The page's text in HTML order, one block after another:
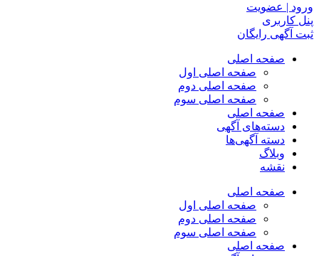
ورود | عضویت
پنل کاربری
ثبت آگهی رایگان
صفحه اصلی
صفحه اصلی اول
صفحه اصلی دوم
صفحه اصلی سوم
صفحه اصلی
دسته‌های آگهی
دسته آگهی‌ها
وبلاگ
نقشه
صفحه اصلی
صفحه اصلی اول
صفحه اصلی دوم
صفحه اصلی سوم
صفحه اصلی